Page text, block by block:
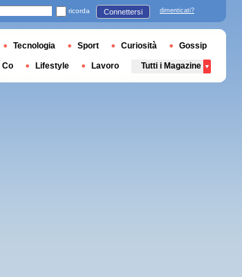
ricorda Connettersi dimenticati?
Tecnologia Sport Curiosità Gossip
Co Lifestyle Lavoro Tutti i Magazine